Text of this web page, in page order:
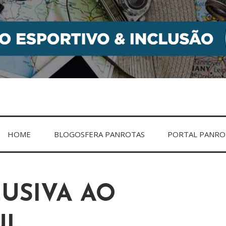
&
HOME BLOGOSFERA PANROTAS PORTAL
AO